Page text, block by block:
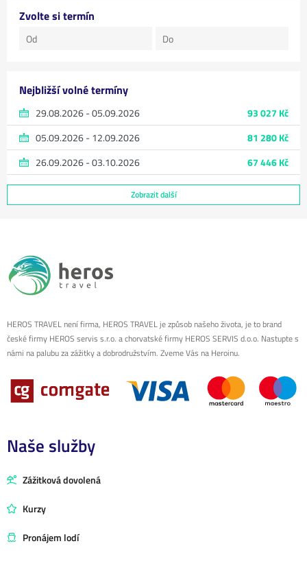
Zvolte si termín
Nejbližší volné termíny
29.08.2026 - 05.09.2026
93 027 Kč
05.09.2026 - 12.09.2026
81 280 Kč
26.09.2026 - 03.10.2026
67 446 Kč
Zobrazit další
HEROS TRAVEL není firma, HEROS TRAVEL je způsob našeho života, je to brand
české firmy HEROS servis s.r.o. a chorvatské firmy HEROS SERVIS d.o.o. Nastupte s
námi na palubu za zážitky a dobrodružstvím. Zveme Vás na Heroinu.
Naše služby
Zážitková dovolená
Kurzy
Pronájem lodí